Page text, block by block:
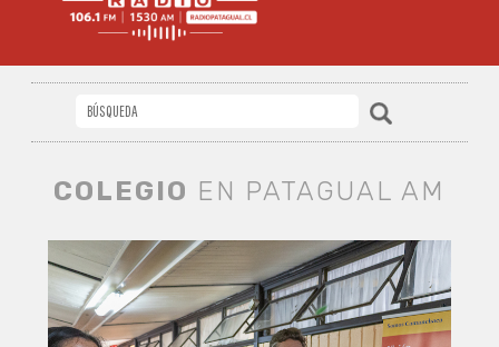
COLEGIO EN PATAGUAL AM